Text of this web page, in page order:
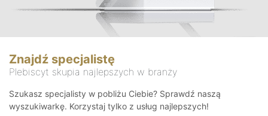
Znajdź specjalistę
Plebiscyt skupia najlepszych w branży
Szukasz specjalisty w pobliżu Ciebie? Sprawdź naszą
wyszukiwarkę. Korzystaj tylko z usług najlepszych!